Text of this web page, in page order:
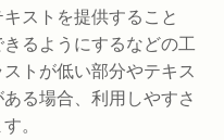
ストを提供すること
るようにするなどの工
トが低い部分やテキス
る場合、利用しやすさ
。